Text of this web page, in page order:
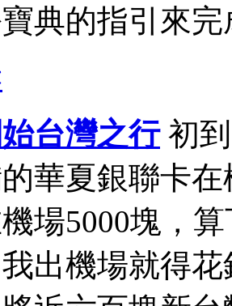
典的指引來完
台灣之行初到
華夏銀聯卡
場5000塊，
出機場就得